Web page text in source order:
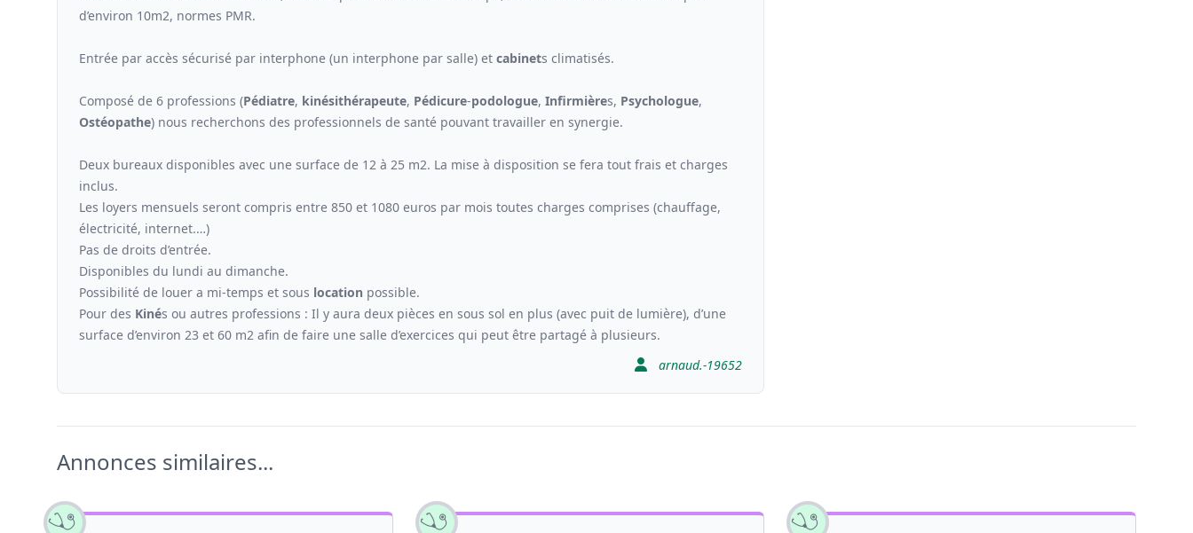
d’environ 10m2, normes PMR.
Entrée par accès sécurisé par interphone (un interphone par salle) et cabinets climatisés.
Composé de 6 professions (Pédiatre, kinésithérapeute, Pédicure-podologue, Infirmières, Psychologue,
Ostéopathe) nous recherchons des professionnels de santé pouvant travailler en synergie.
Deux bureaux disponibles avec une surface de 12 à 25 m2. La mise à disposition se fera tout frais et charges
inclus.
Les loyers mensuels seront compris entre 850 et 1080 euros par mois toutes charges comprises (chauffage,
électricité, internet.…)
Pas de droits d’entrée.
Disponibles du lundi au dimanche.
Possibilité de louer a mi-temps et sous location possible.
Pour des Kinés ou autres professions : Il y aura deux pièces en sous sol en plus (avec puit de lumière), d’une
surface d’environ 23 et 60 m2 afin de faire une salle d’exercices qui peut être partagé à plusieurs.
arnaud.-19652
Annonces similaires...